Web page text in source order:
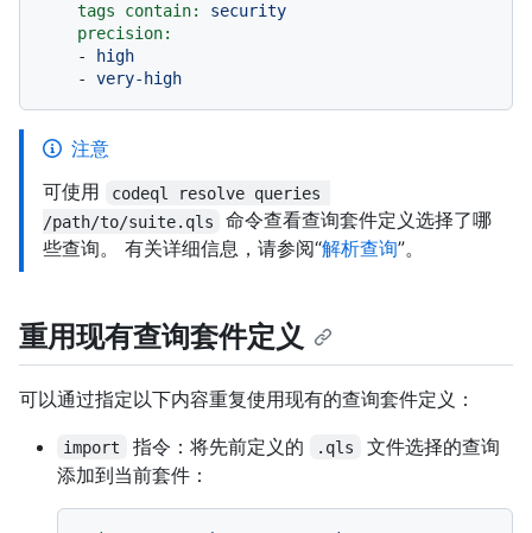
tags contain:
security
precision:
-
high
-
very-high
注意
可使用
codeql resolve queries
/path/to/suite.qls
命令查看查询套件定义选择了哪
些查询。 有关详细信息，请参阅“解析查询”。
重用现有查询套件定义
可以通过指定以下内容重复使用现有的查询套件定义：
import 指令：将先前定义的 .qls
文件选择的查询
添加到当前套件：